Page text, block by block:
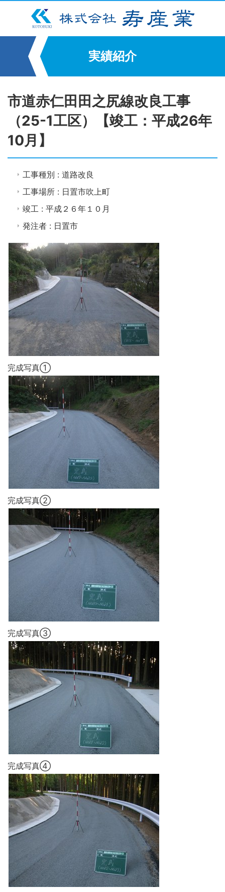
実績紹介
市道赤仁田田之尻線改良工事
（25-1工区）【竣工：平成26年
10月】
工事種別 : 道路改良
工事場所 : 日置市吹上町
竣工 : 平成２６年１０月
発注者 : 日置市
完成写真①
完成写真②
完成写真③
完成写真④